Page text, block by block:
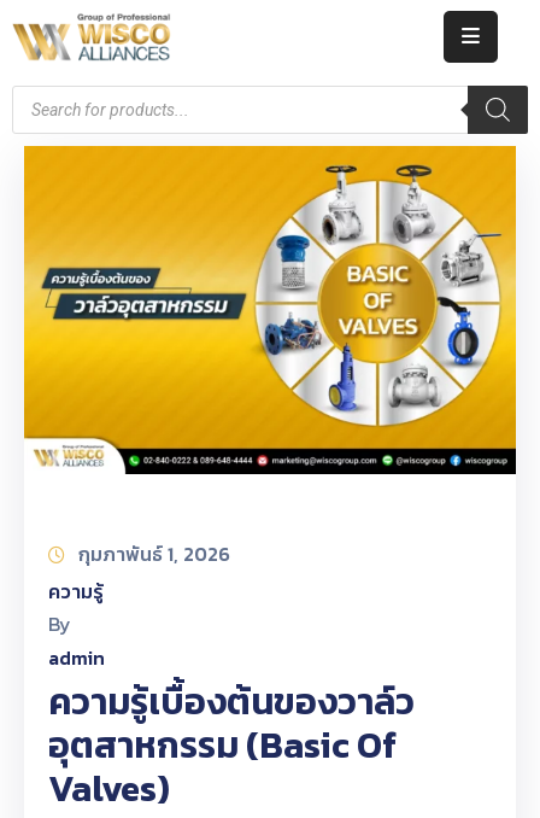
HOME
CATALOG
CONTACT
กุมภาพันธ์ 1, 2026
ความรู้
By
admin
ความรู้เบื้องต้นของวาล์ว
อุตสาหกรรม (Basic Of
Valves)